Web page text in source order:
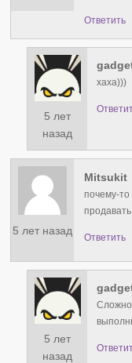
Ответить
5 лет
назад
хаха)))
5 лет назад
Mitsukit
почему-
продавать
Ответить
5 лет
назад
Сложно